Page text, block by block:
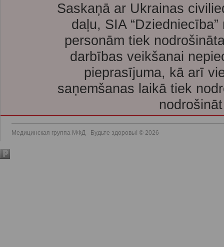
Saskaņā ar Ukrainas
daļu, SIA
personām tiek
darbības veikšanai
pieprasījuma, kā arī
saņemšanas laikā tiek
Медицинская группа МФД - Будьте здоровы! © 2026